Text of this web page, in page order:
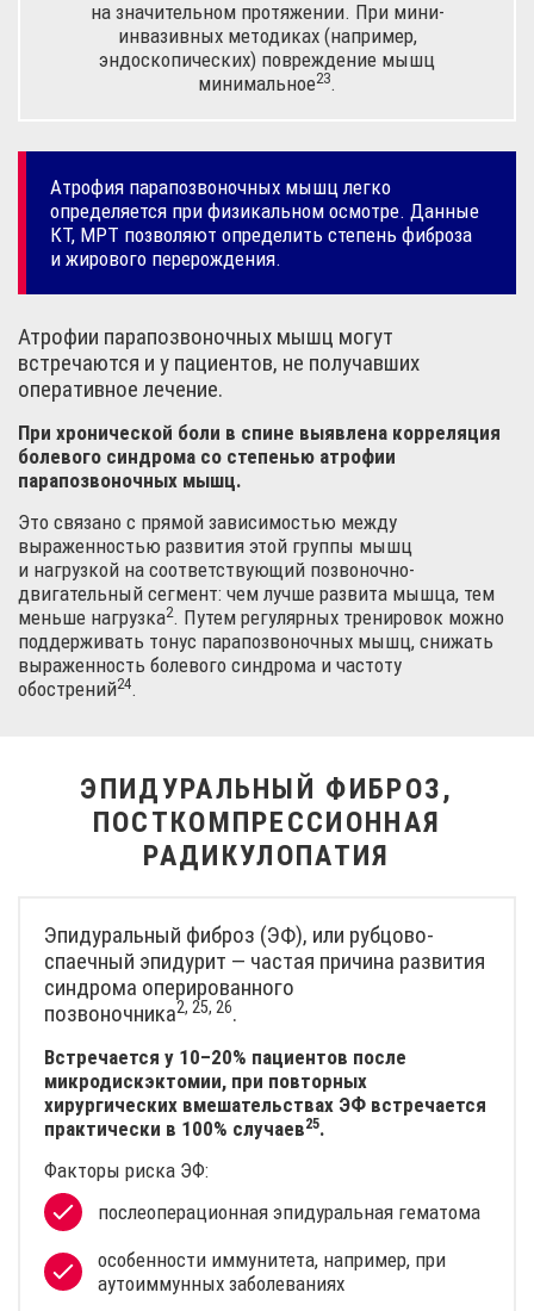
на значительном протяжении. При мини-
инвазивных методиках (например,
эндоскопических) повреждение мышц
минимальное23.
Атрофия парапозвоночных мышц легко
определяется при физикальном осмотре. Данные
КТ, МРТ позволяют определить степень фиброза
и жирового перерождения.
Атрофии парапозвоночных мышц могут
встречаются и у пациентов, не получавших
оперативное лечение.
При хронической боли в спине выявлена корреляция
болевого синдрома со степенью атрофии
парапозвоночных мышц.
Это связано с прямой зависимостью между
выраженностью развития этой группы мышц
и нагрузкой на соответствующий позвоночно-
двигательный сегмент: чем лучше развита мышца, тем
меньше нагрузка2. Путем регулярных тренировок можно
поддерживать тонус парапозвоночных мышц, снижать
выраженность болевого синдрома и частоту
обострений24.
ЭПИДУРАЛЬНЫЙ ФИБРОЗ,
ПОСТКОМПРЕССИОННАЯ
РАДИКУЛОПАТИЯ
Эпидуральный фиброз (ЭФ), или рубцово-
спаечный эпидурит — частая причина развития
синдрома оперированного
позвоночника2, 25, 26.
Встречается у 10–20% пациентов после
микродискэктомии, при повторных
хирургических вмешательствах ЭФ встречается
практически в 100% случаев25.
Факторы риска ЭФ:
послеоперационная эпидуральная гематома
особенности иммунитета, например, при
аутоиммунных заболеваниях